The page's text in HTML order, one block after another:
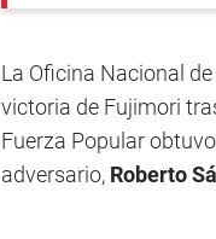
La Oficina Nacional
victoria de Fujimori
Fuerza Popular
adversario, Roberto